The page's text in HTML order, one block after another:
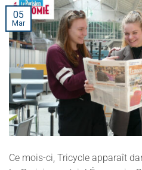
05
Mar
Ce mois-ci, Tricycle apparaît